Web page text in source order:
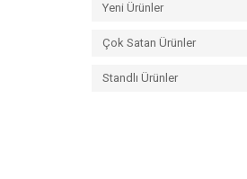
Yeni Ürünler
Çok Satan Ürünler
Standlı Ürünler